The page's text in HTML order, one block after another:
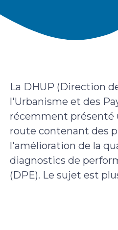
La DHUP (Direction
l'Urbanisme et des
récemment présenté
route contenant des
l'amélioration de la
diagnostics de
(DPE). Le sujet est